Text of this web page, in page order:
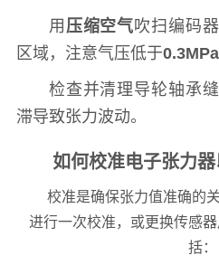
用 压缩空气吹扫编码
区域，注意气压低于0.3MPa
检查并清理导轮轴承
滞导致张力波动。
如何校准电子张力器
校准是确保张力值准确的
进行一次校准，或更换传感
括：